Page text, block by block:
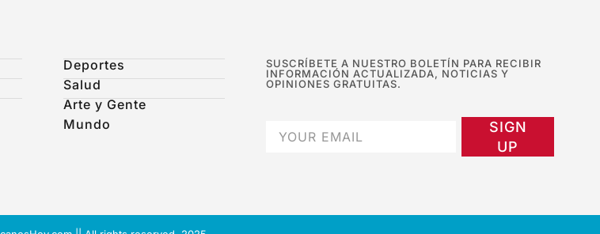
Deportes
Salud
Arte y Gente
Mundo
SUSCRÍBETE A NUESTRO BOLETÍN PARA RECIBIR
INFORMACIÓN ACTUALIZADA, NOTICIAS Y
OPINIONES GRATUITAS.
SIGN
UP